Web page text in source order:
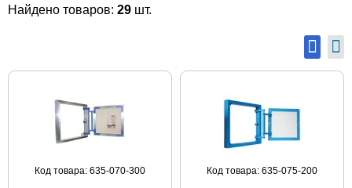
Найдено товаров: 29 шт.
Код товара: 635-070-300 Код товара: 635-075-200